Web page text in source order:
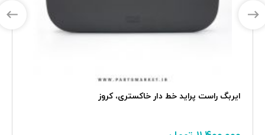
ايربگ راست پراید خط دار خاکستری، کروز